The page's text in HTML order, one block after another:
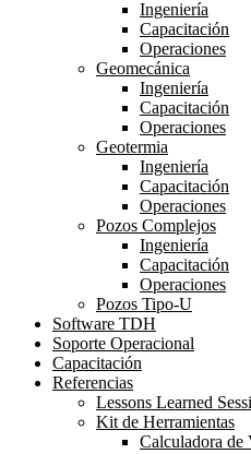
Ingeniería
Capacitación
Operaciones
Geomecánica
Ingeniería
Capacitación
Operaciones
Geotermia
Ingeniería
Capacitación
Operaciones
Pozos Complejos
Ingeniería
Capacitación
Operaciones
Pozos Tipo-U
Software TDH
Soporte Operacional
Capacitación
Referencias
Lessons Learned
Kit de Herramientas
Calculadora de